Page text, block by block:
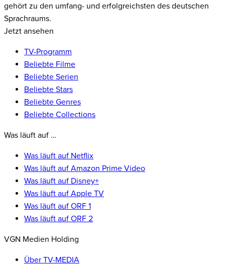
gehört zu den umfang- und erfolgreichsten des deutschen
Sprachraums.
Jetzt ansehen
TV-Programm
Beliebte Filme
Beliebte Serien
Beliebte Stars
Beliebte Genres
Beliebte Collections
Was läuft auf …
Was läuft auf Netflix
Was läuft auf Amazon Prime Video
Was läuft auf Disney+
Was läuft auf Apple TV
Was läuft auf ORF 1
Was läuft auf ORF 2
VGN Medien Holding
Über TV-MEDIA